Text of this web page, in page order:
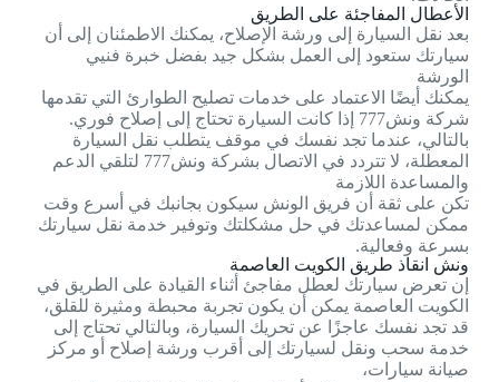
الأعطال المفاجئة على الطريق
بعد نقل السيارة إلى ورشة الإصلاح، يمكنك الاطمئنان إلى أن
سيارتك ستعود إلى العمل بشكل جيد بفضل خبرة فنيي
الورشة
يمكنك أيضًا الاعتماد على خدمات تصليح الطوارئ التي تقدمها
شركة ونش777 إذا كانت السيارة تحتاج إلى إصلاح فوري.
بالتالي، عندما تجد نفسك في موقف يتطلب نقل السيارة
المعطلة، لا تتردد في الاتصال بشركة ونش777 لتلقي الدعم
والمساعدة اللازمة
تكن على ثقة أن فريق الونش سيكون بجانبك في أسرع وقت
ممكن لمساعدتك في حل مشكلتك وتوفير خدمة نقل سيارتك
بسرعة وفعالية.
ونش انقاذ طريق الكويت العاصمة
إن تعرض سيارتك لعطل مفاجئ أثناء القيادة على الطريق في
الكويت العاصمة يمكن أن يكون تجربة محبطة ومثيرة للقلق،
قد تجد نفسك عاجزًا عن تحريك السيارة، وبالتالي تحتاج إلى
خدمة سحب ونقل لسيارتك إلى أقرب ورشة إصلاح أو مركز
صيانة سيارات،